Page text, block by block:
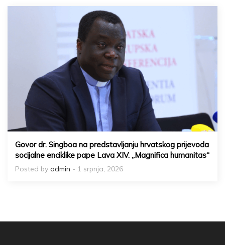
Govor dr. Singboa na predstavljanju hrvatskog prijevoda
socijalne enciklike pape Lava XIV. „Magnifica humanitas“
Posted by admin - 1 srpnja, 2026